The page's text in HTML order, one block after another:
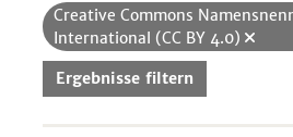
Creative Commons
International (CC BY 4.0)
Ergebnisse filtern